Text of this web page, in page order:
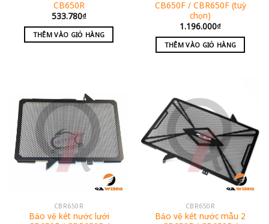
CB650R
533.780₫
THÊM VÀO GIỎ HÀNG
CB650F / CBR650F (tuỳ
chọn)
1.196.000₫
THÊM VÀO GIỎ HÀNG
CBR650R
Bảo vệ két nước lưới
CBR650R
Bảo vệ két nước mẫu 2